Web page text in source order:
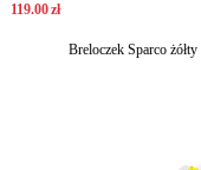
119.00zł
Breloczek Sparco żółty